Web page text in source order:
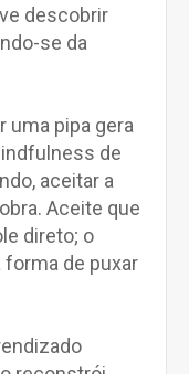
descobrir
se da
uma pipa gera
de
aceitar a
Aceite que
direto; o
forma de puxar